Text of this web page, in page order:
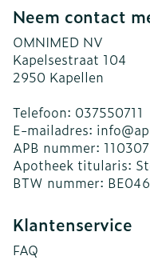
Neem contact
OMNIMED NV
Kapelsestraat 104
2950 Kapellen
Telefoon: 037550711
E-mailadres: info@
APB nummer: 110307
Apotheek titularis:
BTW nummer:
Klantenservice
FAQ